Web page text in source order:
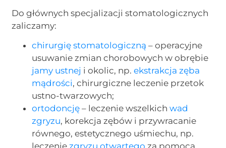
Do głównych specjalizacji stomatologicznych
zaliczamy:
chirurgię stomatologiczną – operacyjne
usuwanie zmian chorobowych w obrębie
jamy ustnej i okolic, np.ekstrakcja zęba
mądrości, chirurgiczne leczenie przetok
ustno-twarzowych;
ortodoncję – leczenie wszelkichwad
zgryzu, korekcja zębów i przywracanie
równego, estetycznego uśmiechu, np.